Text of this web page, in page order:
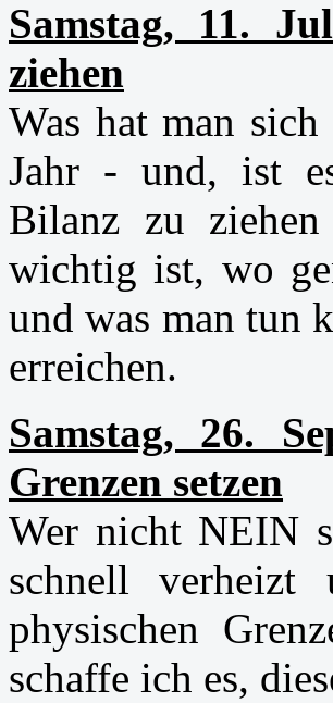
Samstag, 11.
ziehen
Was hat man
Jahr - und, ist
Bilanz zu
wichtig ist, wo
und was man tun
erreichen.
Samstag, 26.
Grenzen setzen
Wer nicht NEIN
schnell verheizt
physischen
schaffe ich es,